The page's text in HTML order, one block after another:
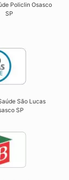
Policlin Osasco
SP​
São Lucas
SP​